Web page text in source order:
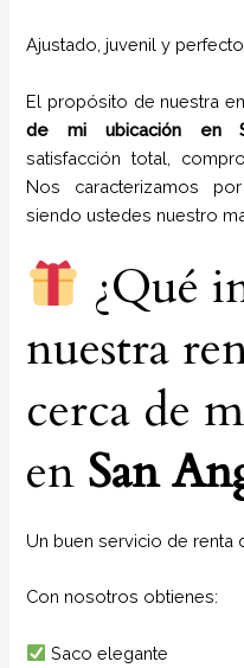
Ajustado, juvenil y
El propósito de nuestra
de mi ubicación
en
satisfacción total,
Nos caracterizamos
siendo ustedes nuestro
¿Qué
nuestra
cerca de
en San
Un buen servicio de renta
Con nosotros obtienes:
Saco elegante